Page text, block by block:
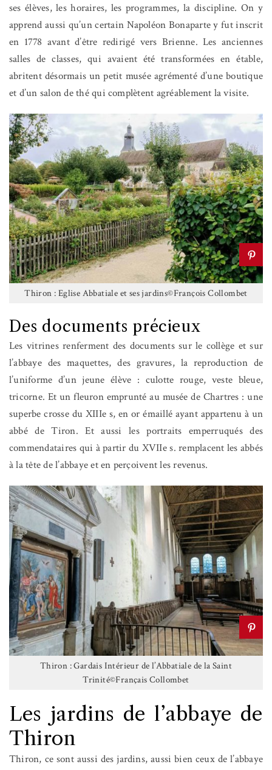
ses élèves, les horaires, les programmes, la discipline. On y
apprend aussi qu’un certain Napoléon Bonaparte y fut inscrit
en 1778 avant d’être redirigé vers Brienne. Les anciennes
salles de classes, qui avaient été transformées en étable,
abritent désormais un petit musée agrémenté d’une boutique
et d’un salon de thé qui complètent agréablement la visite.
Thiron : Eglise Abbatiale et ses jardins©François Collombet
Des documents précieux
Les vitrines renferment des documents sur le collège et sur
l’abbaye des maquettes, des gravures, la reproduction de
l’uniforme d’un jeune élève : culotte rouge, veste bleue,
tricorne. Et un fleuron emprunté au musée de Chartres : une
superbe crosse du XIIIe s, en or émaillé ayant appartenu à un
abbé de Tiron. Et aussi les portraits emperruqués des
commendataires qui à partir du XVIIe s. remplacent les abbés
à la tête de l’abbaye et en perçoivent les revenus.
Thiron : Gardais Intérieur de l’Abbatiale de la Saint
Trinité©Français Collombet
Les jardins de l’abbaye de
Thiron
Thiron, ce sont aussi des jardins, aussi bien ceux de l’abbaye